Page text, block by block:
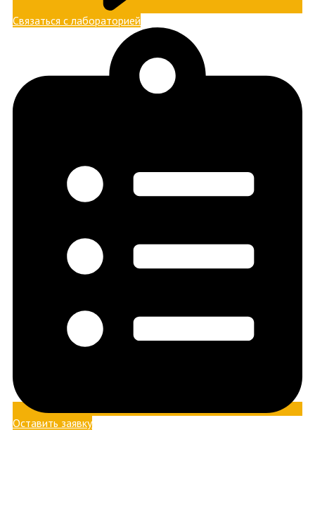
Связаться с лабораторией
Оставить заявку